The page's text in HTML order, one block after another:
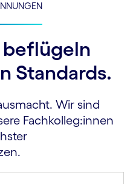
beflügeln
Standards.
Wir sind
Fachkolleg:innen